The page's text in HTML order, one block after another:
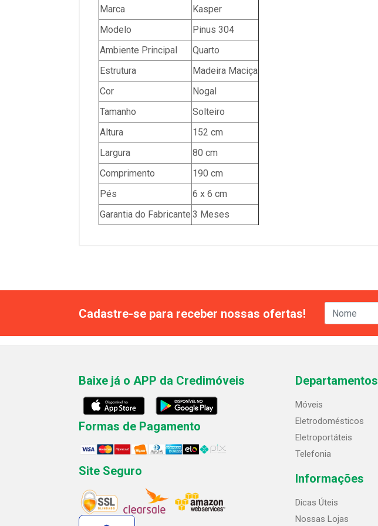
Marca
Kasper
Modelo
Pinus 304
Ambiente Principal
Quarto
Estrutura
Madeira Maciça
Cor
Nogal
Tamanho
Solteiro
Altura
152 cm
Largura
80 cm
Comprimento
190 cm
Pés
6 x 6 cm
Garantia do Fabricante 3 Meses
Cadastre-se para receber nossas ofertas!
Baixe já o APP da Credimóveis
Formas de Pagamento
Site Seguro
Departamentos
Móveis
Eletrodomésticos
Eletroportáteis
Telefonia
Informações
Dicas Úteis
Nossas Lojas